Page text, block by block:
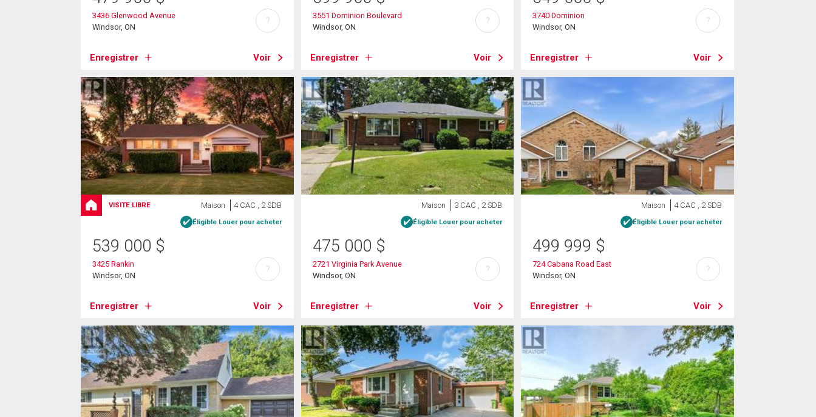
3436 Glenwood Avenue
Windsor, ON
Enregistrer Voir
?
3551 Dominion Boulevard
Windsor, ON
Enregistrer Voir
?
3740 Dominion
Windsor, ON
Enregistrer Voir
?
VISITE LIBRE Maison 4 CAC , 2 SDB
Éligible Louer pour acheter
539 000 $
3425 Rankin
Windsor, ON
Enregistrer Voir
?
Maison 3 CAC , 2 SDB
Éligible Louer pour acheter
475 000 $
2721 Virginia Park Avenue
Windsor, ON
Enregistrer Voir
?
Maison 4 CAC , 2 SDB
Éligible Louer pour acheter
499 999 $
724 Cabana Road East
Windsor, ON
Enregistrer Voir
?